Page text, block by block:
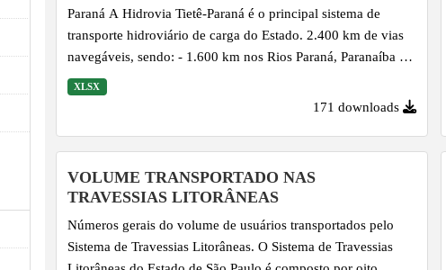
Paraná A Hidrovia Tietê-Paraná é o principal sistema de
transporte hidroviário de carga do Estado. 2.400 km de vias
navegáveis, sendo: - 1.600 km nos Rios Paraná, Paranaíba e
Grande, administrada pelo Governo Federal. - 800 km no
Estado de São Paulo, administrada pelo Governo Estadual
XLSX
171 downloads
VOLUME TRANSPORTADO NAS
TRAVESSIAS LITORÂNEAS
Números gerais do volume de usuários transportados pelo
Sistema de Travessias Litorâneas. O Sistema de Travessias